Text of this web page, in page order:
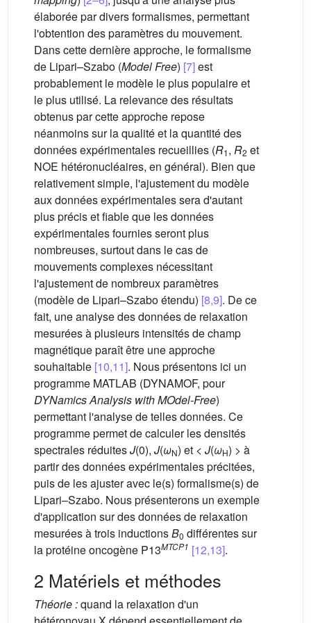
élaborée par divers formalismes, permettant
l'obtention des paramètres du mouvement.
Dans cette dernière approche, le formalisme
de Lipari–Szabo (Model Free) [7]est
probablement le modèle le plus populaire et
le plus utilisé. La relevance des résultats
obtenus par cette approche repose
néanmoins sur la qualité et la quantité des
données expérimentales recueillies (R1, R2 et
NOE hétéronucléaires, en général). Bien que
relativement simple, l'ajustement du modèle
aux données expérimentales sera d'autant
plus précis et fiable que les données
expérimentales fournies seront plus
nombreuses, surtout dans le cas de
mouvements complexes nécessitant
l'ajustement de nombreux paramètres
(modèle de Lipari–Szabo étendu) [8,9]. De ce
fait, une analyse des données de relaxation
mesurées à plusieurs intensités de champ
magnétique paraît être une approche
souhaitable [10,11]. Nous présentons ici un
programme MATLAB (DYNAMOF, pour
DYNamics Analysis with MOdel-Free)
permettant l'analyse de telles données. Ce
programme permet de calculer les densités
spectrales réduitesJ(0), J(ωN) et < J(ωH) > à
partir des données expérimentales précitées,
puis de les ajuster avec le(s) formalisme(s) de
Lipari–Szabo. Nous présenterons un exemple
d'application sur des données de relaxation
mesurées à trois inductionsB0 différentes sur
la protéine oncogène P13MTCP1 [12,13].
2 Matériels et méthodes
Théorie :quand la relaxation d'un